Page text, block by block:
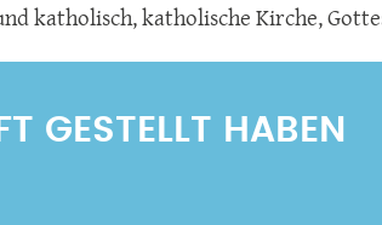
katholisch,katholische Kirche,
GESTELLT HABEN